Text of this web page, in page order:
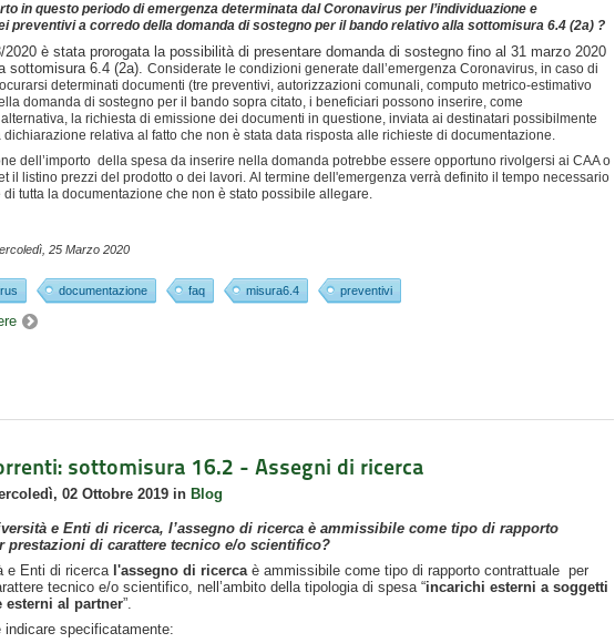
in questo periodo di emergenza determinata dal Coronavirus per l’individuazione e
preventivi a corredo della domanda di sostegno per il bando relativo alla sottomisura 6.4 (2a) ?
2020 è stata prorogata la possibilità di presentare domanda di sostegno fino al 31 marzo 2020
sottomisura 6.4 (2a). Considerate le condizioni generate dall’emergenza Coronavirus, in caso di
determinati documenti (tre preventivi, autorizzazioni comunali, computo metrico-estimativo
domanda di sostegno per il bando sopra citato, i beneficiari possono inserire, come
la richiesta di emissione dei documenti in questione, inviata ai destinatari possibilmente
dichiarazione relativa al fatto che non è stata data risposta alle richieste di documentazione.
dell’importo della spesa da inserire nella domanda potrebbe essere opportuno rivolgersi ai CAA o
il listino prezzi del prodotto o dei lavori. Al termine dell'emergenza verrà definito il tempo necessario
tutta la documentazione che non è stato possibile allegare.
25 Marzo 2020
documentazione faq misura6.4 preventivi
sottomisura 16.2 - Assegni di ricerca
02 Ottobre 2019 in Blog
e Enti di ricerca, l’assegno di ricerca è ammissibile come tipo di rapporto
prestazioni di carattere tecnico e/o scientifico?
e Enti di ricerca l'assegno di ricercaè ammissibile come tipo di rapporto contrattuale per
tecnico e/o scientifico, nell’ambito della tipologia di spesa “incarichi esterni a soggetti
esterni al partner”.
indicare specificatamente: